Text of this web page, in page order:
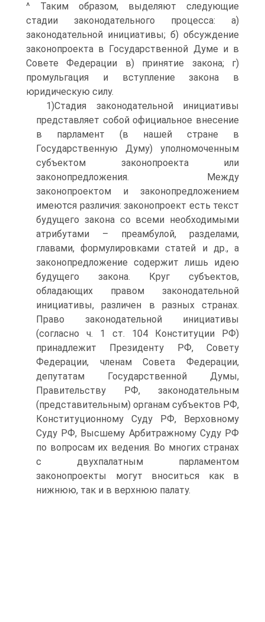
^ Таким образом, выделяют следующие
стадии законодательного процесса: а)
законодательной инициативы; б) обсуждение
законопроекта в Государственной Думе и в
Совете Федерации в) принятие закона; г)
промульгация и вступление закона в
юридическую силу.
1)Стадия законодательной инициативы
представляет собой официальное внесение
в парламент (в нашей стране в
Государственную Думу) уполномоченным
субъектом законопроекта или
законопредложения. Между
законопроектом и законопредложением
имеются различия: законопроект есть текст
будущего закона со всеми необходимыми
атрибутами – преамбулой, разделами,
главами, формулировками статей и др., а
законопредложение содержит лишь идею
будущего закона. Круг субъектов,
обладающих правом законодательной
инициативы, различен в разных странах.
Право законодательной инициативы
(согласно ч. 1 ст. 104 Конституции РФ)
принадлежит Президенту РФ, Совету
Федерации, членам Совета Федерации,
депутатам Государственной Думы,
Правительству РФ, законодательным
(представительным) органам субъектов РФ,
Конституционному Суду РФ, Верховному
Суду РФ, Высшему Арбитражному Суду РФ
по вопросам их ведения. Во многих странах
с двухпалатным парламентом
законопроекты могут вноситься как в
нижнюю, так и в верхнюю палату.